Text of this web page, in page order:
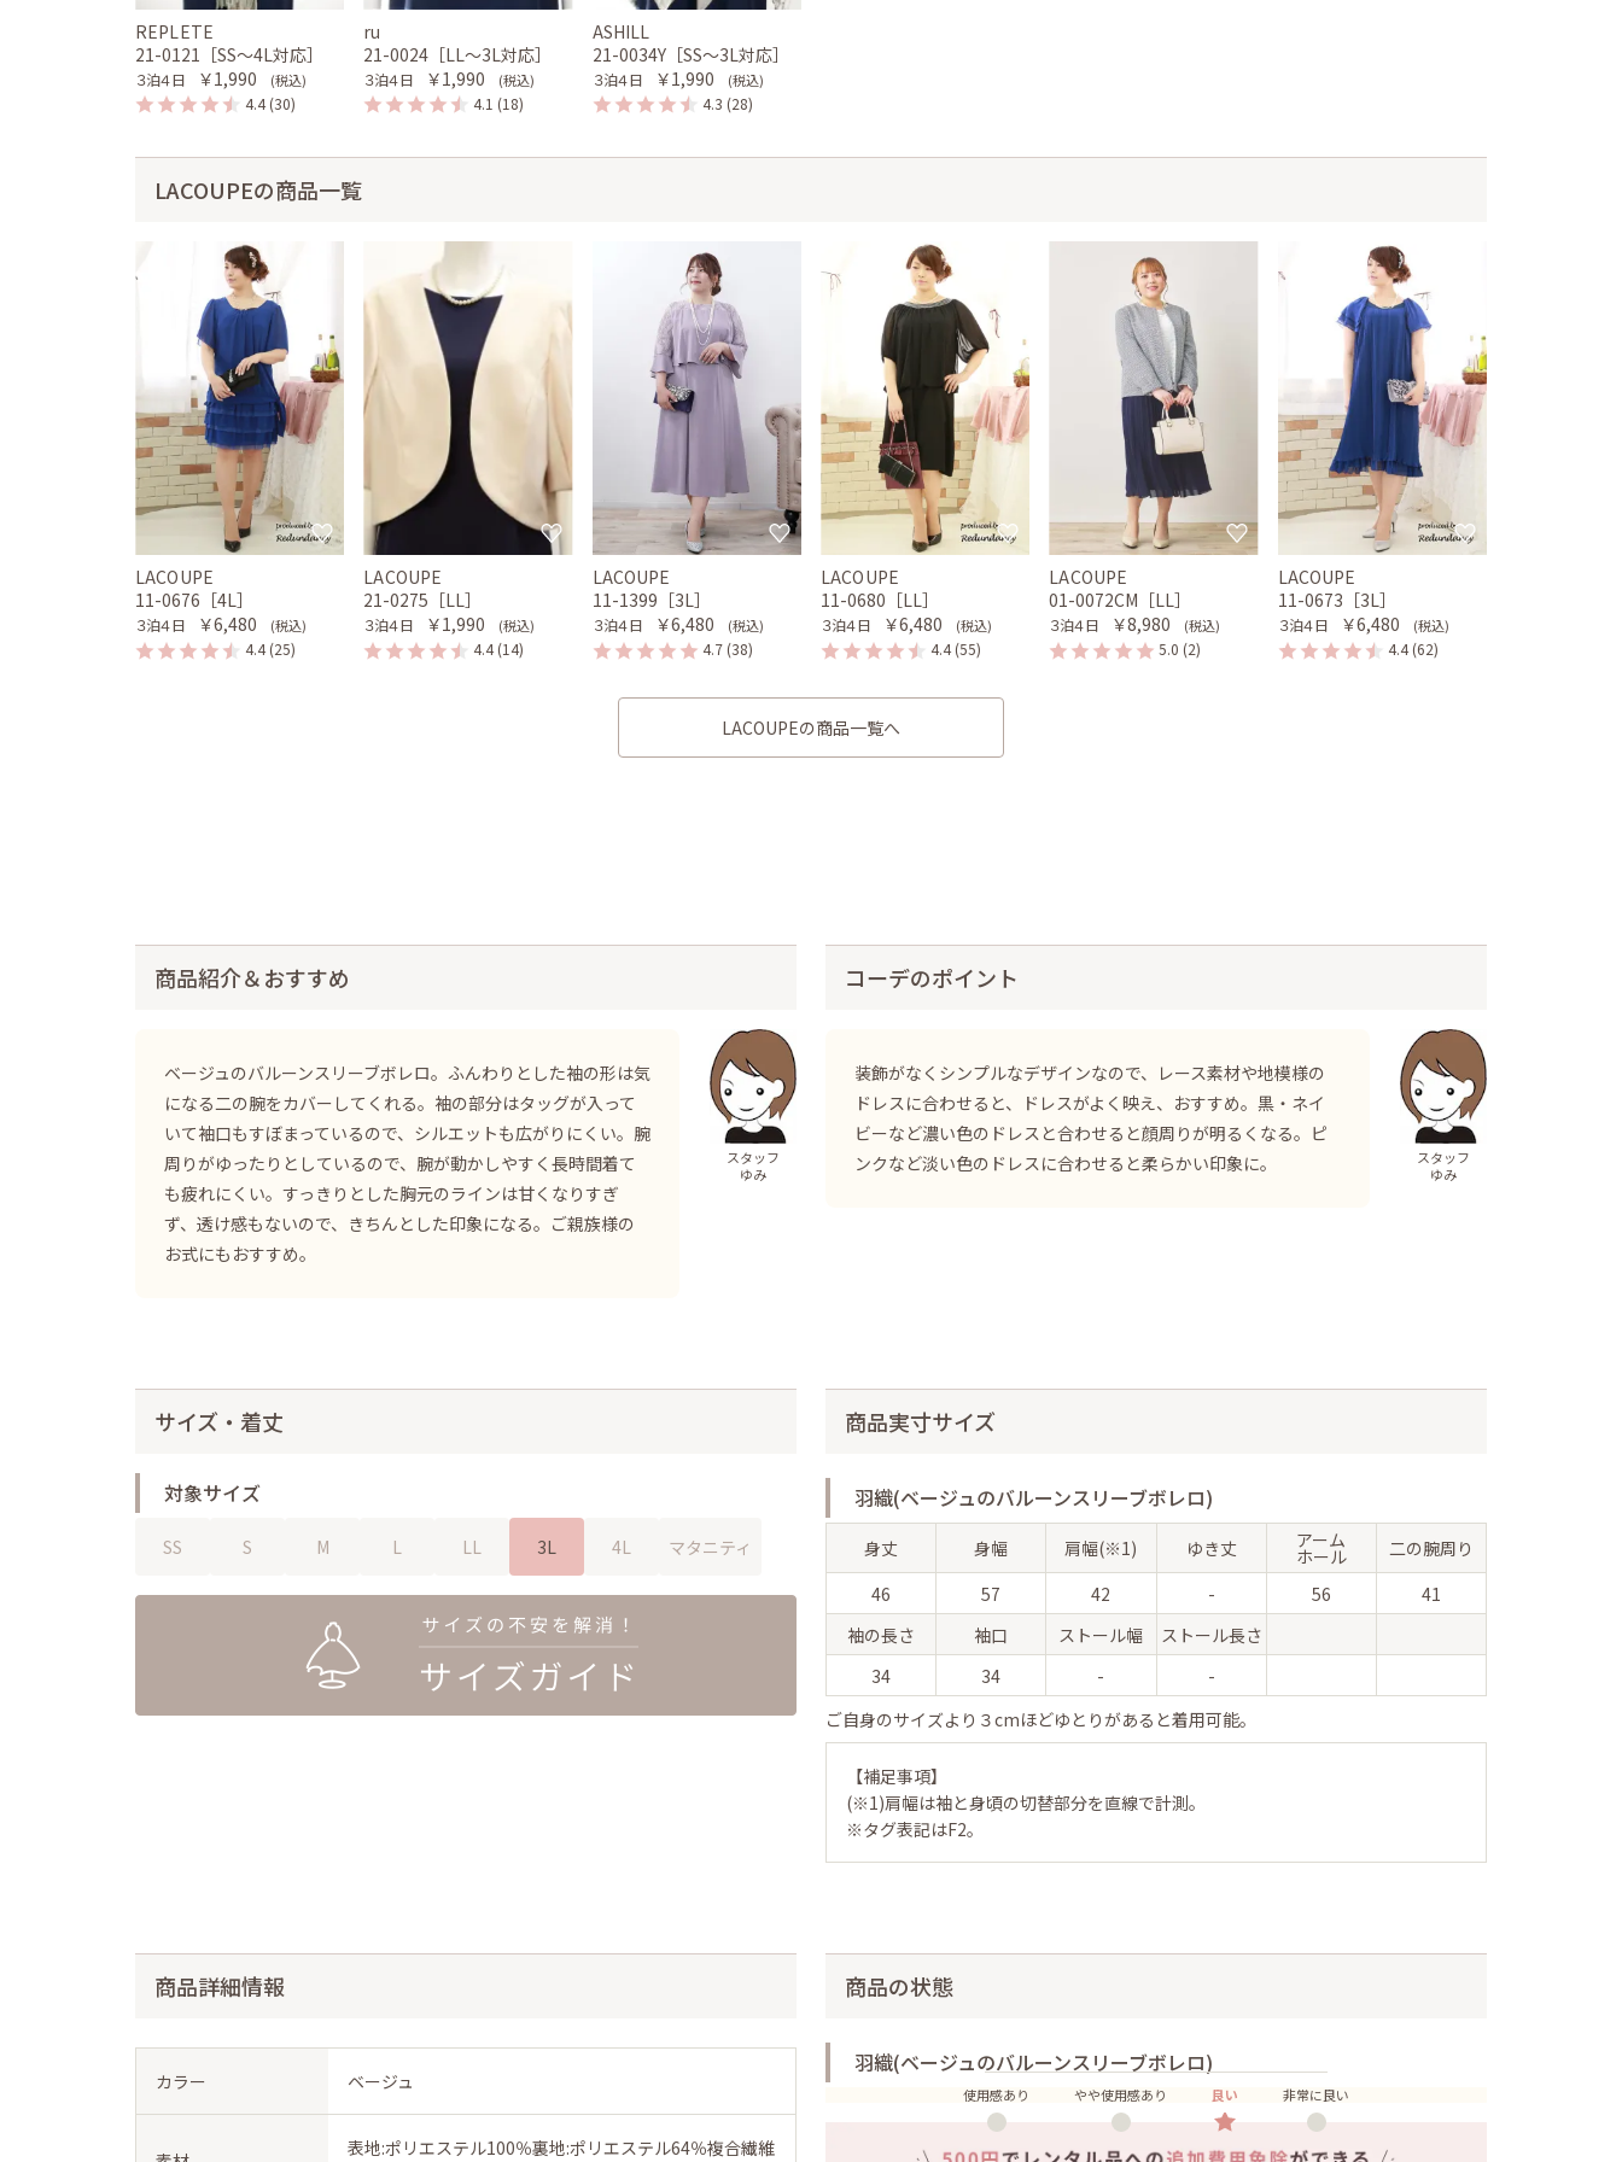
REPLETE
21-0121［SS〜4L対応］
３泊４日 ￥1,990 (税込)
4.4 (30)
ru
21-0024［LL〜3L対応］
３泊４日 ￥1,990 (税込)
4.1 (18)
ASHILL
21-0034Y［SS〜3L対応］
３泊４日 ￥1,990 (税込)
4.3 (28)
LACOUPEの商品一覧
LACOUPE
11-0676［4L］
３泊４日 ￥6,480 (税込)
4.4 (25)
LACOUPE
21-0275［LL］
３泊４日 ￥1,990 (税込)
4.4 (14)
LACOUPE
11-1399［3L］
３泊４日 ￥6,480 (税込)
4.7 (38)
LACOUPE
11-0680［LL］
３泊４日 ￥6,480 (税込)
4.4 (55)
LACOUPE
01-0072CM［LL］
３泊４日 ￥8,980 (税込)
5.0 (2)
LACOUPE
11-0673［3L］
３泊４日 ￥6,480 (税込)
4.4 (62)
LACOUPEの商品一覧へ
商品紹介＆おすすめ
ベージュのバルーンスリーブボレロ。ふんわりとした袖の形は気
になる二の腕をカバーしてくれる。袖の部分はタッグが入って
いて袖口もすぼまっているので、シルエットも広がりにくい。腕
周りがゆったりとしているので、腕が動かしやすく長時間着て
も疲れにくい。すっきりとした胸元のラインは甘くなりすぎ
ず、透け感もないので、きちんとした印象になる。ご親族様の
お式にもおすすめ。
スタッフ
ゆみ
コーデのポイント
装飾がなくシンプルなデザインなので、レース素材や地模様の
ドレスに合わせると、ドレスがよく映え、おすすめ。黒・ネイ
ビーなど濃い色のドレスと合わせると顔周りが明るくなる。ピ
ンクなど淡い色のドレスに合わせると柔らかい印象に。
スタッフ
ゆみ
サイズ・着丈
対象サイズ
SS S M L LL 3L 4L マタニティ
商品実寸サイズ
羽織(ベージュのバルーンスリーブボレロ)
身丈 身幅 肩幅(※1) ゆき丈 アーム
ホール
二の腕周り
46
57 42 - 56
41
袖の長さ
袖口 ストール幅
ストール長さ
34
34 -
-
ご自身のサイズより３cmほどゆとりがあると着用可能。
【補足事項】
(※1)肩幅は袖と身頃の切替部分を直線で計測。
※タグ表記はF2。
商品詳細情報
カラー ベージュ
表地:ポリエステル100％裏地:ポリエステル64％複合繊維
商品の状態
羽織(ベージュのバルーンスリーブボレロ)
使用感あり やや使用感あり 良い 非常に良い